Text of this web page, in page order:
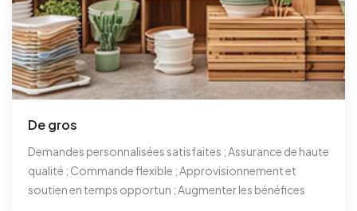
De gros
Demandes personnalisées satisfaites ; Assurance de haute
qualité ; Commande flexible ; Approvisionnement et
soutien en temps opportun ; Augmenter les bénéfices